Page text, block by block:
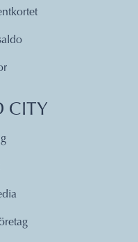
CITY